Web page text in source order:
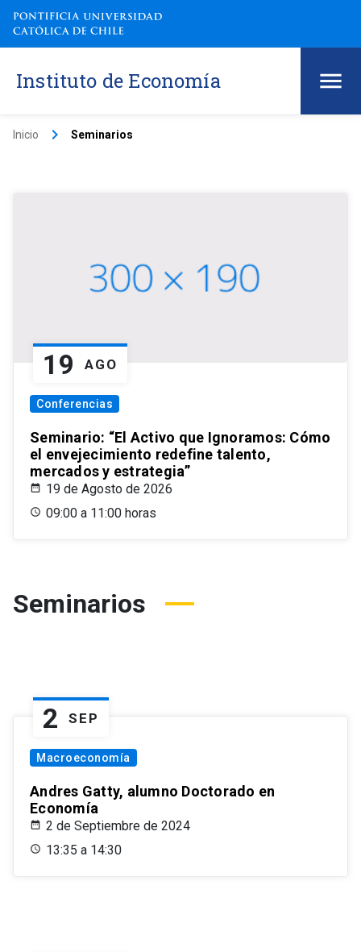
Instituto de Economía
Inicio keyboard_arrow_right Seminarios
19 AGO
Conferencias
Seminario: “El Activo que Ignoramos: Cómo
el envejecimiento redefine talento,
mercados y estrategia”
19 de Agosto de 2026
09:00 a 11:00 horas
Seminarios
2 SEP
Macroeconomía
Andres Gatty, alumno Doctorado en
Economía
2 de Septiembre de 2024
13:35 a 14:30